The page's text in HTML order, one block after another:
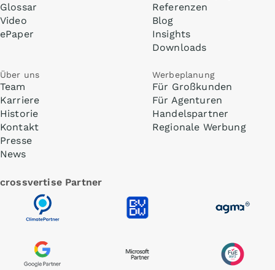
Glossar
Video
ePaper
Referenzen
Blog
Insights
Downloads
Über uns
Team
Karriere
Historie
Kontakt
Presse
News
Werbeplanung
Für Großkunden
Für Agenturen
Handelspartner
Regionale Werbung
crossvertise Partner